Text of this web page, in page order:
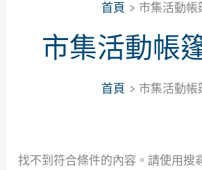
首頁 市集活動帳
市集活動帳
首頁 市集活動帳
找不到符合條件的內容。請使用搜